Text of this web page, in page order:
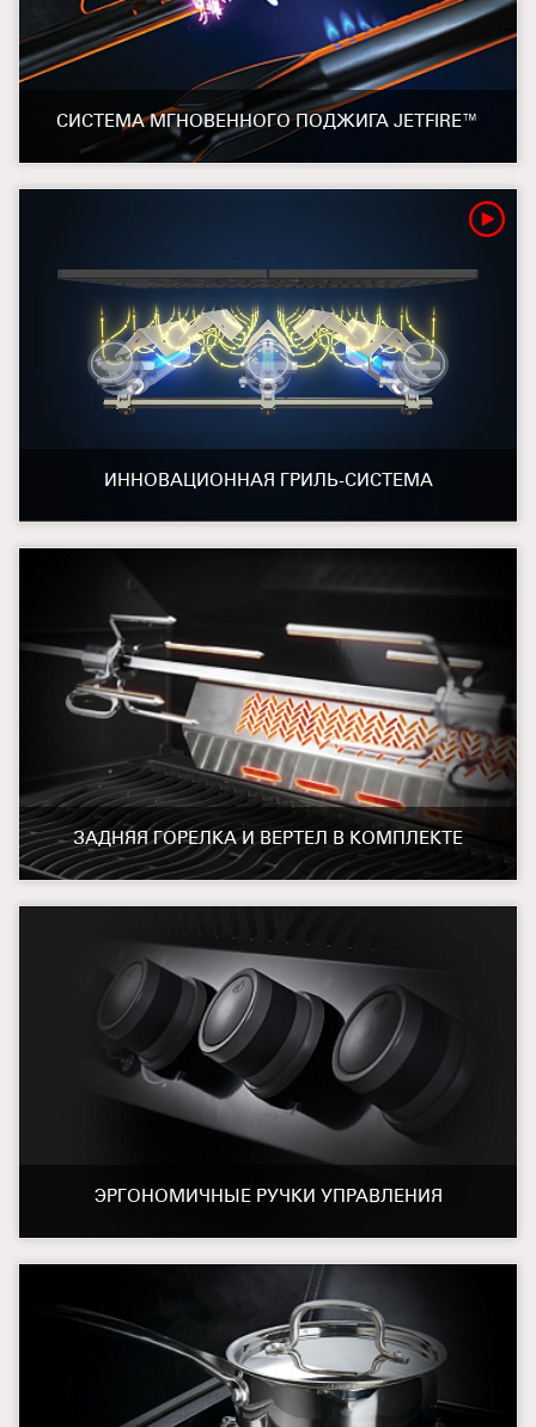
СИСТЕМА МГНОВЕННОГО ПОДЖИГА JETFIRE™
ИННОВАЦИОННАЯ ГРИЛЬ-СИСТЕМА
ЗАДНЯЯ ГОРЕЛКА И ВЕРТЕЛ В КОМПЛЕКТЕ
ЭРГОНОМИЧНЫЕ РУЧКИ УПРАВЛЕНИЯ